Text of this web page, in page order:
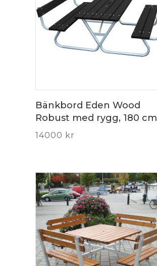
Bänkbord Eden Wood
Robust med rygg, 180 cm
14000 kr